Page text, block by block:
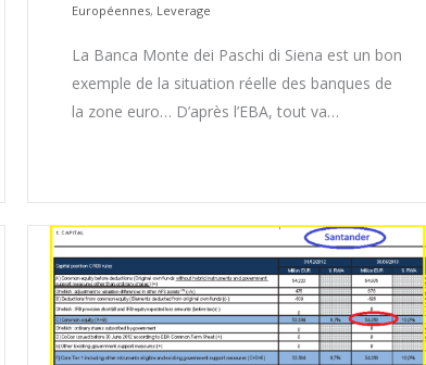
Européennes, Leverage
La Banca Monte dei Paschi di Siena est un bon
exemple de la situation réelle des banques de
la zone euro… D’après l’EBA, tout va…